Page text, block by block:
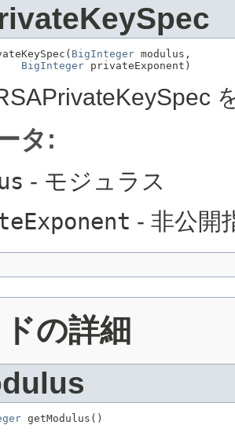
BigInteger modulus,
BigInteger privateExponent)
タ:
- モジュラス
- 非公開
の詳細
getModulus()